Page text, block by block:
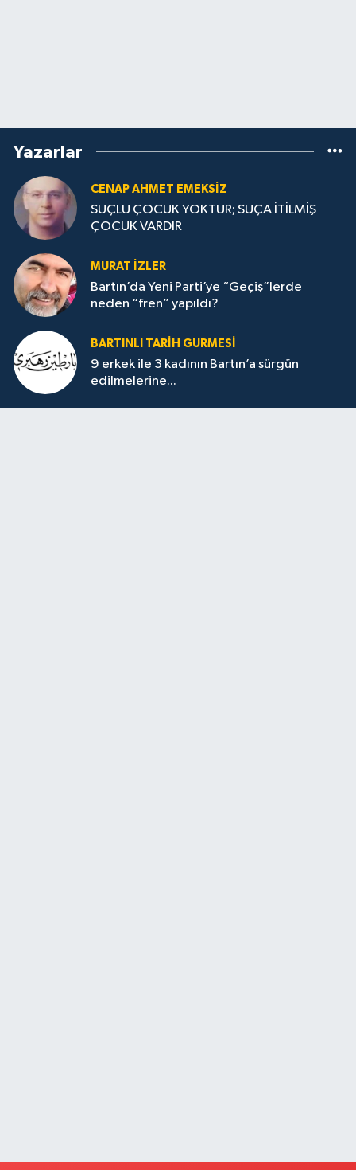
Yazarlar
CENAP AHMET EMEKSİZ
SUÇLU ÇOCUK YOKTUR; SUÇA İTİLMİŞ
ÇOCUK VARDIR
MURAT İZLER
Bartın’da Yeni Parti’ye “Geçiş”lerde
neden “fren” yapıldı?
BARTINLI TARIH GURMESI
9 erkek ile 3 kadının Bartın’a sürgün
edilmelerine...